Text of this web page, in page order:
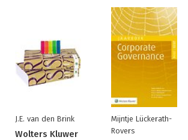
J.E. van den Brink
Wolters Kluwer
Mijntje Lückerath-
Rovers